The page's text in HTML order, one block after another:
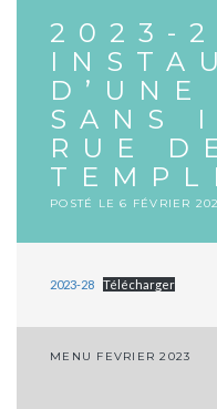
2023-
D’UNE
SANS
RUE
POSTÉ LE6 FÉVRIER
2023-28 Télécharger
Navigation
MENU FEVRIER 2023